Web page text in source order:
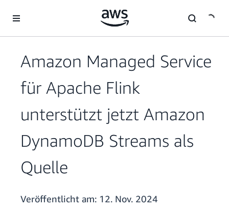
Überspringen zum Hauptinhalt
Amazon Managed Service
für Apache Flink
unterstützt jetzt Amazon
DynamoDB Streams als
Quelle
Veröffentlicht am: 12. Nov. 2024